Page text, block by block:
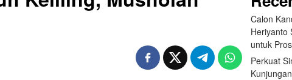
Calon
Heriyanto
untuk
Perkuat